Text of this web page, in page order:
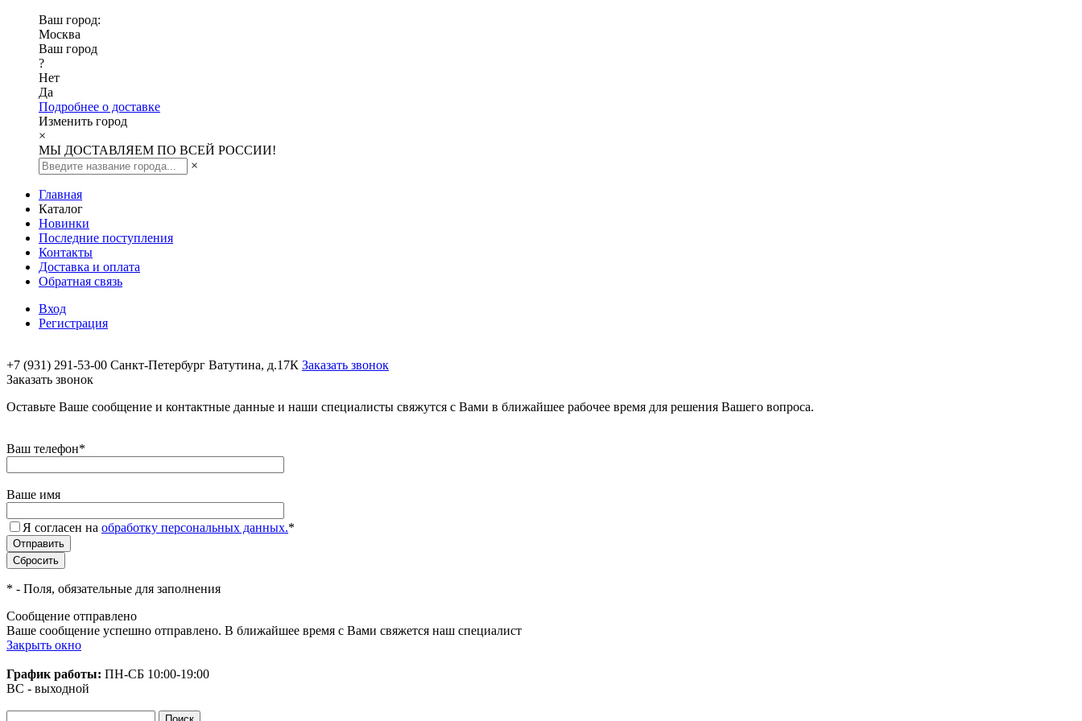
Ваш город:
Москва
Ваш город
?
Нет
Да
Подробнее о доставке
Изменить город
×
МЫ ДОСТАВЛЯЕМ ПО ВСЕЙ РОССИИ!
×
Главная
Каталог
Новинки
Последние поступления
Контакты
Доставка и оплата
Обратная связь
Вход
Регистрация
+7 (931) 291-53-00 Санкт-Петербург Ватутина, д.17К Заказать звонок
Заказать звонок
Оставьте Ваше сообщение и контактные данные и наши специалисты свяжутся с Вами в ближайшее рабочее время для решения Вашего вопроса.
Ваш телефон*
Ваше имя
Я согласен на обработку персональных данных.*
* - Поля, обязательные для заполнения
Сообщение отправлено
Ваше сообщение успешно отправлено. В ближайшее время с Вами свяжется наш специалист
Закрыть окно
График работы: ПН-СБ 10:00-19:00
ВС - выходной